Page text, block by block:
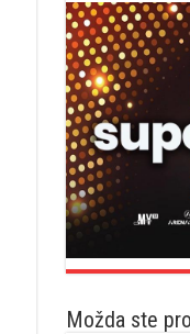
Možda ste